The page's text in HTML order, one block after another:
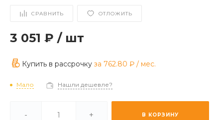
СРАВНИТЬ ОТЛОЖИТЬ
3 051 ₽ / шт
Купить в рассрочку за 762.80 ₽ / мес.
Мало Нашли дешевле?
- + В КОРЗИНУ